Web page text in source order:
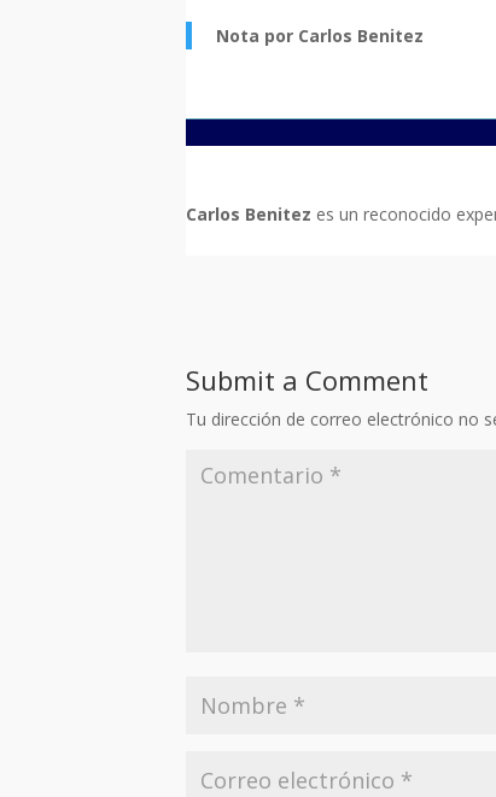
Nota por Carlos Benitez
Carlos Benitez es un reconocido
Submit a Comment
Tu dirección de correo electrónico no